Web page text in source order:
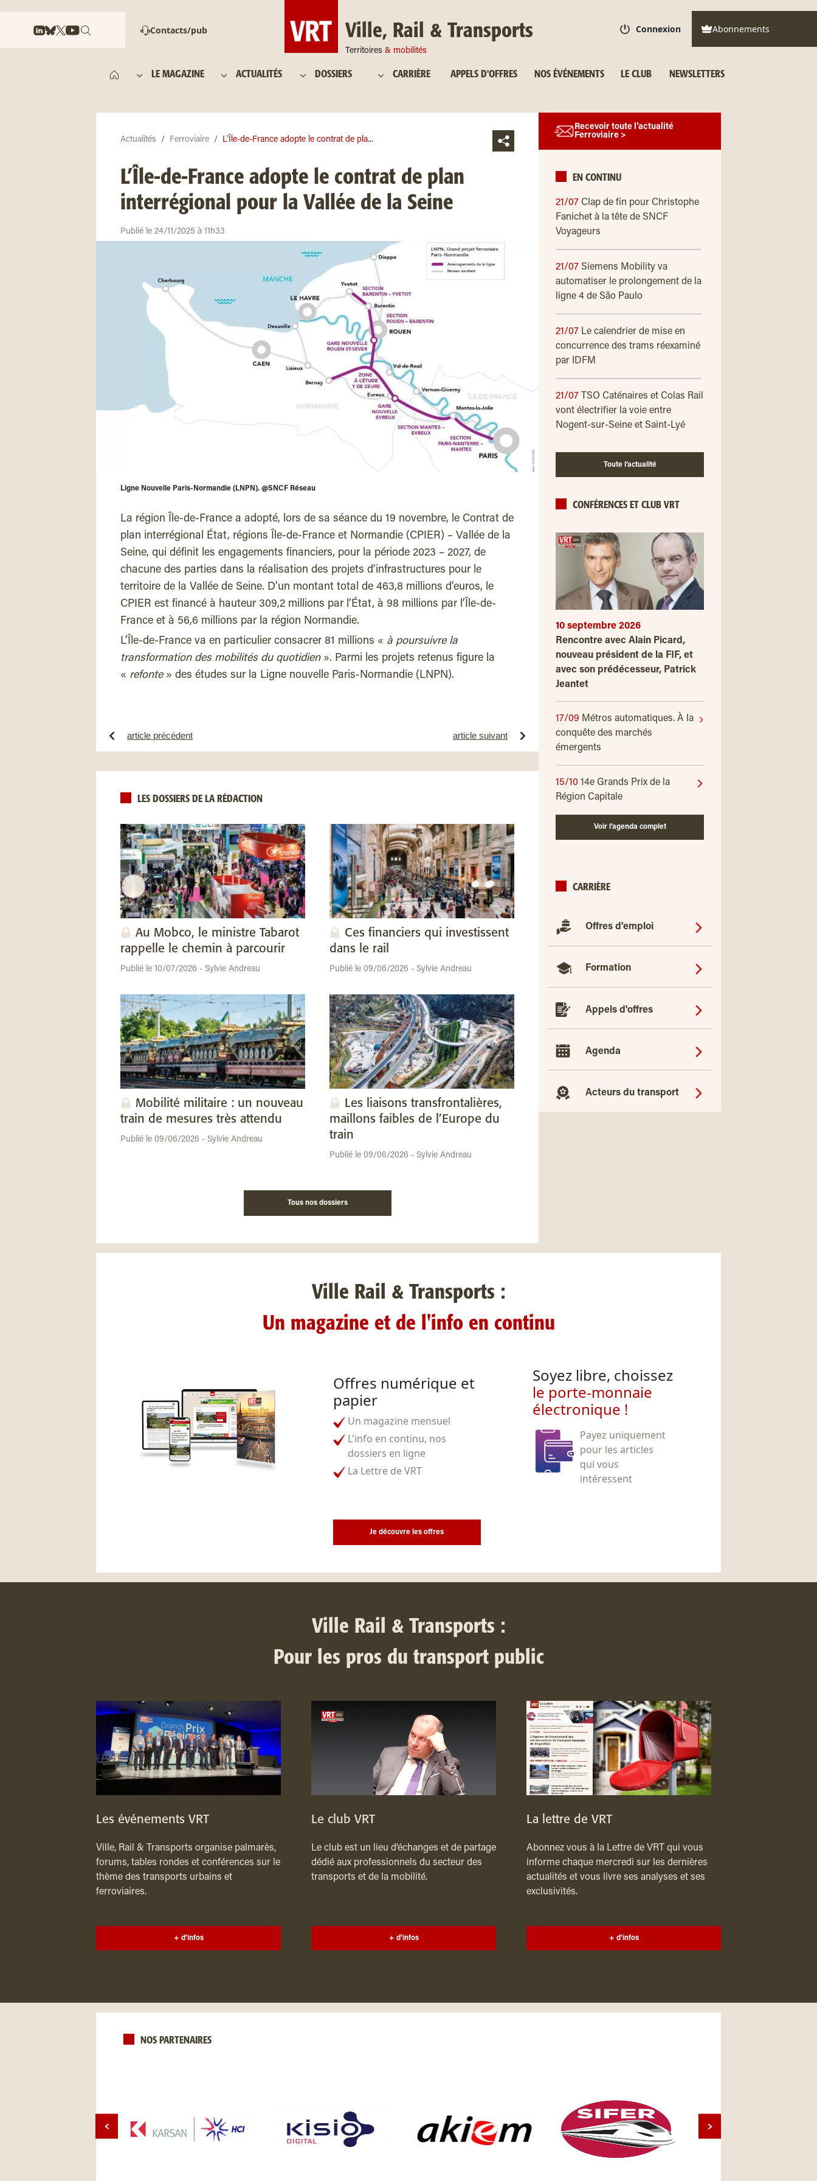
Contacts/pub Ville, Rail & Transports
Territoires & mobilités
Connexion Abonnements
LE MAGAZINE ACTUALITÉS DOSSIERS CARRIÈRE APPELS D'OFFRES NOS ÉVÉNEMENTS LE CLUB NEWSLETTERS
Actualités Ferroviaire L’Île-de-France adopte le contrat de pla...
L’Île-de-France adopte le contrat de plan
interrégional pour la Vallée de la Seine
Publié le 24/11/2025 à 11h33
Ligne Nouvelle Paris-Normandie (LNPN). @SNCF Réseau
La région Île-de-France a adopté, lors de sa séance du 19 novembre, le Contrat de
plan interrégional État, régions Île-de-France et Normandie (CPIER) – Vallée de la
Seine, qui définit les engagements financiers, pour la période 2023 – 2027, de
chacune des parties dans la réalisation des projets d’infrastructures pour le
territoire de la Vallée de Seine. D’un montant total de 463,8 millions d’euros, le
CPIER est financé à hauteur 309,2 millions par l’État, à 98 millions par l’Île-de-
France et à 56,6 millions par la région Normandie.
L’Île-de-France va en particulier consacrer 81 millions « à poursuivre la
transformation des mobilités du quotidien». Parmi les projets retenus figure la
« refonte» des études sur la Ligne nouvelle Paris-Normandie (LNPN).
article précédent article suivant
LES DOSSIERS DE LA RÉDACTION
Au Mobco, le ministre Tabarot
rappelle le chemin à parcourir
Publié le 10/07/2026 - Sylvie Andreau
Ces financiers qui investissent
dans le rail
Publié le 09/06/2026 - Sylvie Andreau
Mobilité militaire : un nouveau
train de mesures très attendu
Publié le 09/06/2026 - Sylvie Andreau
Les liaisons transfrontalières,
maillons faibles de l’Europe du
train
Publié le 09/06/2026 - Sylvie Andreau
Tous nos dossiers
Recevoir toute l’actualité
Ferroviaire >
EN CONTINU
21/07 Clap de fin pour Christophe
Fanichet à la tête de SNCF
Voyageurs
21/07 Siemens Mobility va
automatiser le prolongement de la
ligne 4 de São Paulo
21/07 Le calendrier de mise en
concurrence des trams réexaminé
par IDFM
21/07
TSO Caténaires et Colas Rail
vont électrifier la voie entre
Nogent-sur-Seine et Saint-Lyé
Toute l’actualité
CONFÉRENCES ET CLUB VRT
10 septembre 2026
Rencontre avec Alain Picard,
nouveau président de la FIF, et
avec son prédécesseur, Patrick
Jeantet
17/09 Métros automatiques. À la
conquête des marchés
émergents
15/10 14e Grands Prix de la
Région Capitale
Voir l’agenda complet
CARRIÈRE
Offres d'emploi
Formation
Appels d'offres
Agenda
Acteurs du transport
Ville Rail & Transports :
Un magazine et de l'info en continu
Offres numérique et
papier
Un magazine mensuel
L'info en continu, nos
dossiers en ligne
La Lettre de VRT
Soyez libre, choissez
le porte-monnaie
électronique !
Payez uniquement
pour les articles
qui vous
intéressent
Je découvre les offres
Ville Rail & Transports :
Pour les pros du transport public
Les événements VRT
Ville, Rail & Transports organise palmarès,
forums, tables rondes et conférences sur le
thème des transports urbains et
ferroviaires.
+ d'infos
Le club VRT
Le club est un lieu d’échanges et de partage
dédié aux professionnels du secteur des
transports et de la mobilité.
+ d'infos
La lettre de VRT
Abonnez vous à la Lettre de VRT qui vous
informe chaque mercredi sur les dernières
actualités et vous livre ses analyses et ses
exclusivités.
+ d'infos
NOS PARTENAIRES